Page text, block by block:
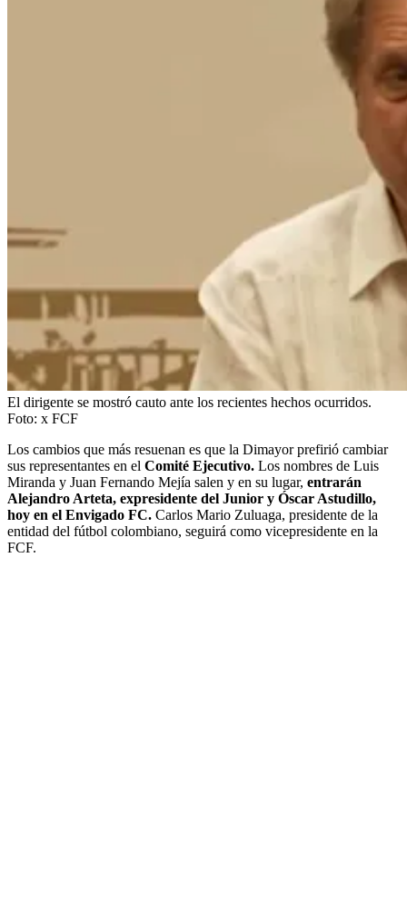
El dirigente se mostró cauto ante los recientes hechos ocurridos.
Foto: x FCF
Los cambios que más resuenan es que la Dimayor prefirió cambiar
sus representantes en el Comité Ejecutivo. Los nombres de Luis
Miranda y Juan Fernando Mejía salen y en su lugar, entrarán
Alejandro Arteta, expresidente del Junior y Óscar Astudillo,
hoy en el Envigado FC. Carlos Mario Zuluaga, presidente de la
entidad del fútbol colombiano, seguirá como vicepresidente en la
FCF.